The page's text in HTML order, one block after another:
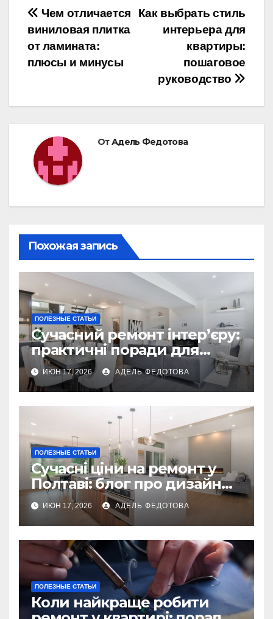
Навигация
по
записям
Как выбрать стиль
интерьера для
квартиры:
пошаговое
руководство
Чем отличается
виниловая плитка
от ламината:
плюсы и минусы
ОтАдель Федотова
Похожая запись
ПОЛЕЗНЫЕ СТАТЬИ
Сучасний ремонт інтер’єру:
практичні поради для
українських власників
ИЮН 17, 2026 АДЕЛЬ ФЕДОТОВА
ПОЛЕЗНЫЕ СТАТЬИ
Сучасні ціни на ремонт у
Полтаві: блог про дизайн
інтер\’єру
ИЮН 17, 2026 АДЕЛЬ ФЕДОТОВА
ПОЛЕЗНЫЕ СТАТЬИ
Коли найкраще робити